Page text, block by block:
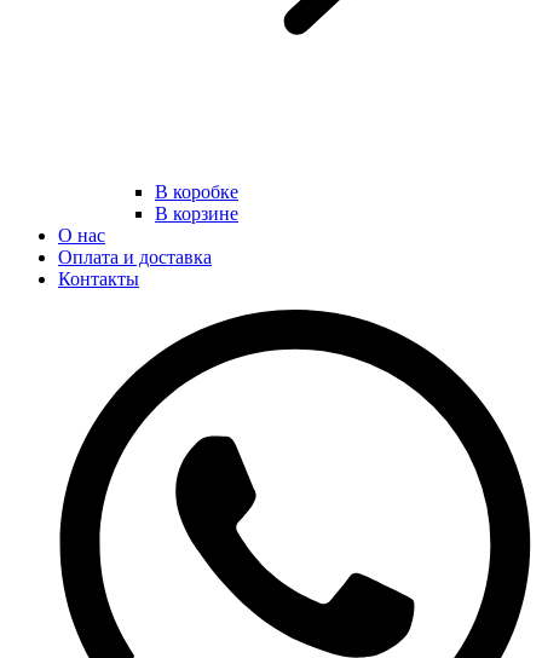
В коробке
В корзине
О нас
Оплата и доставка
Контакты